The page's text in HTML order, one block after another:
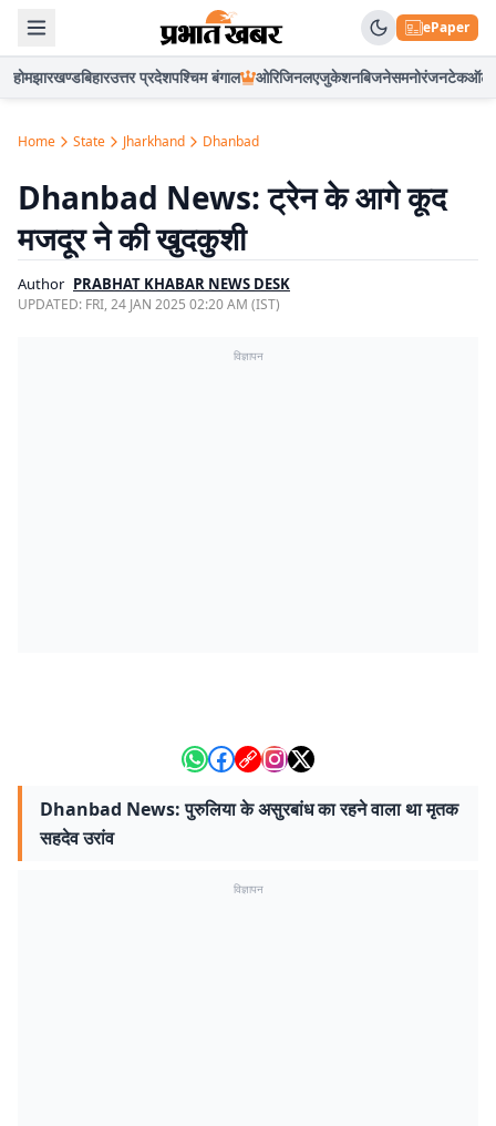
ePaper
होमझारखण्डबिहारउत्तर प्रदेशपश्चिम बंगाल ओरिजिनलएजुकेशनबिजनेसमनोरंजनटेकऑटो
Home State Jharkhand Dhanbad
Dhanbad News: ट्रेन के आगे कूद
मजदूर ने की खुदकुशी
Author PRABHAT KHABAR NEWS DESK
UPDATED: FRI, 24 JAN 2025 02:20 AM (IST)
विज्ञापन
Dhanbad News: पुरुलिया के असुरबांध का रहने वाला था मृतक
सहदेव उरांव
विज्ञापन